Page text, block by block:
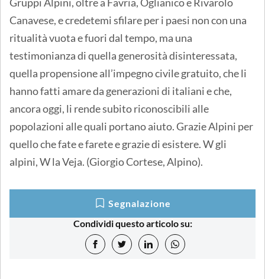
Canavese, e credetemi sfilare per i paesi non con una
ritualità vuota e fuori dal tempo, ma una
testimonianza di quella generosità disinteressata,
quella propensione all’impegno civile gratuito, che li
hanno fatti amare da generazioni di italiani e che,
ancora oggi, li rende subito riconoscibili alle
popolazioni alle quali portano aiuto. Grazie Alpini per
quello che fate e farete e grazie di esistere. W gli
alpini, W la Veja. (Giorgio Cortese, Alpino).
Segnalazione
Condividi questo articolo su: